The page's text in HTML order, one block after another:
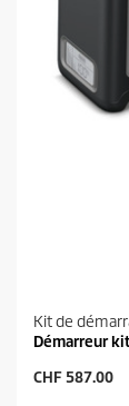
Kit de
Démarreur
P
CHF 587.00